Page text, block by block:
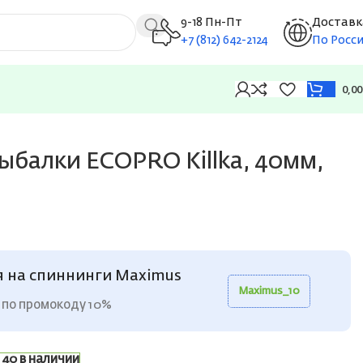
9-18 Пн-Пт
+7 (812) 642-2124
По
ECOPRO Killka, 40мм,
на спиннинги Maximus
промокоду 10%
Maximus_10
40 в наличии